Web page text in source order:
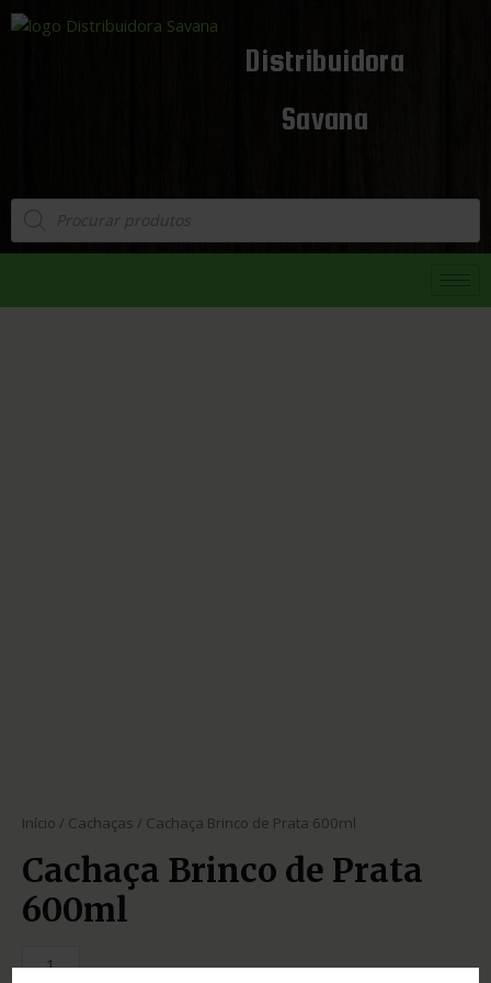
Distribuidora
Savana
Início / Cachaças / Cachaça Brinco de Prata 600ml
Cachaça Brinco de Prata
600ml